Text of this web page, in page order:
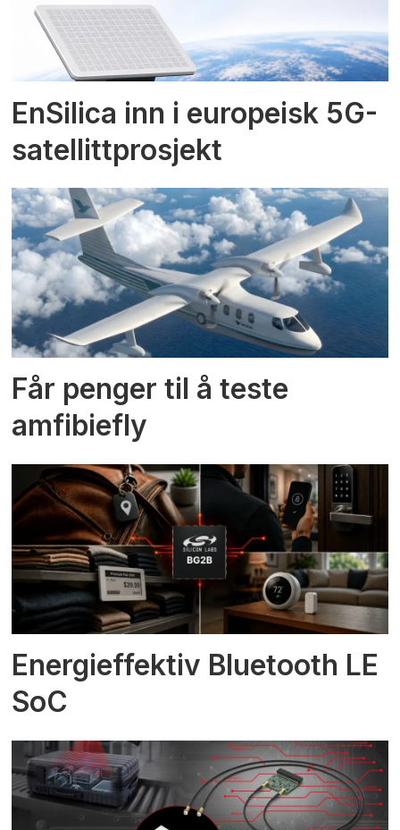
EnSilica inn i europeisk 5G-
satellittprosjekt
Får penger til å teste
amfibiefly
Energieffektiv Bluetooth LE
SoC